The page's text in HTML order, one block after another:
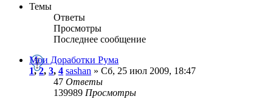
Темы
Ответы
Просмотры
Последнее сообщение
Мои Доработки Рума
1,2, 3, 4 sashan » Сб, 25 июл 2009, 18:47
47 Ответы
139989 Просмотры